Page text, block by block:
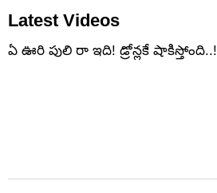
Latest Videos
ఏ ఊరి పులి రా ఇది! డ్రోన్లకే షాకిస్తోంది..!